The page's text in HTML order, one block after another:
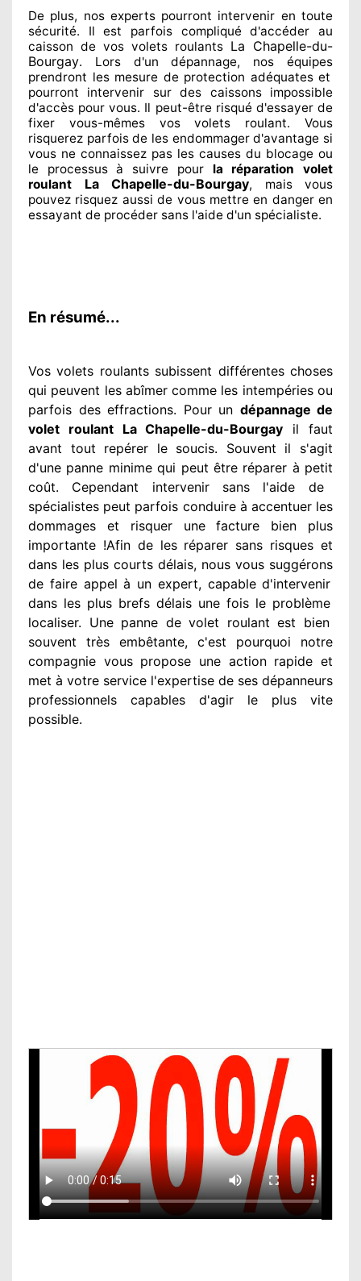
De plus, nos expertspourront intervenir en toute
sécurité. Il est parfois compliquéd'accéder au
caisson de vos volets roulants La Chapelle-du-
Bourgay. Lors d'un dépannage, nos équipes
prendront les mesure de protection adéquateset
pourront intervenir sur des caissons impossible
d'accès pour vous. Il peut-être risquéd'essayer de
fixer vous-mêmes vos volets roulant. Vous
risquerez parfois de les endommagerd'avantage si
vous ne connaissez pas les causes du blocage ou
le processus à suivre pour la réparation volet
roulant La Chapelle-du-Bourgay, mais vous
pouvez risquez aussi de vous mettre en danger en
essayant de procéder sans l'aide d'un spécialiste.
En résumé...
Vos volets roulants subissent différenteschoses
qui peuvent les abîmercomme les intempéries ou
parfois des effractions. Pour un dépannage de
volet roulant La Chapelle-du-Bourgay il faut
avant tout repérer le soucis. Souvent il s'agit
d'une panne minime qui peut être réparer à petit
coût. Cependant intervenirsans l'aide de
spécialistes peut parfois conduire à accentuerles
dommages et risquer une facture bien plus
importante !Afin de les réparer sans risques et
dans les plus courts délais, nous vous suggérons
de faire appel à un expert, capable d'intervenir
dans les plus brefs délais une fois le problème
localiser. Une panne de volet roulant est bien
souvent très embêtante, c'est pourquoi notre
compagnie vous propose une actionrapide et
met à votre service l'expertise de ses dépanneurs
professionnels capables d'agir le plus vite
possible.